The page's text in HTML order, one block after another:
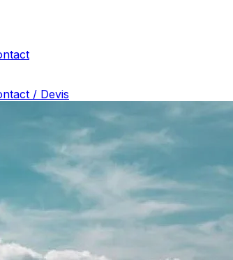
/ Devis